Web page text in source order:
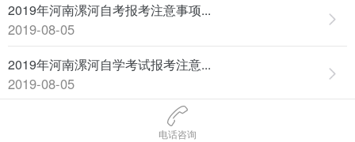
电话咨询
2019年河南漯河自考报考注意事项...
2019-08-05
2019年河南漯河自学考试报考注意...
2019-08-05
2013年河南漯河自考专升本准考证...